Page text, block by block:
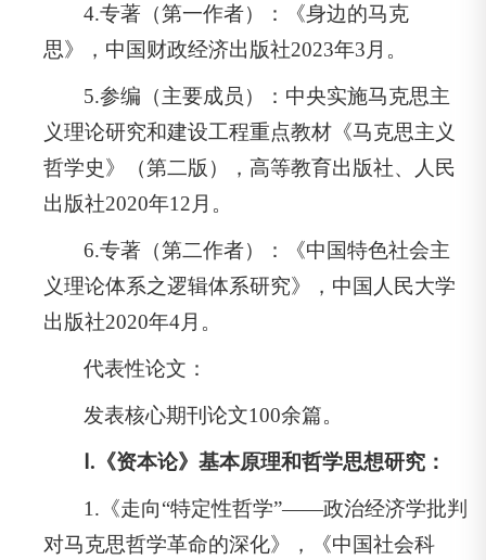
4.专著（第一作者）：《身边的马克
思》，中国财政经济出版社2023年3月。
5.参编（主要成员）：中央实施马克思主
义理论研究和建设工程重点教材《马克思主义
哲学史》（第二版），高等教育出版社、人民
出版社2020年12月。
6.专著（第二作者）：《中国特色社会主
义理论体系之逻辑体系研究》，中国人民大学
出版社2020年4月。
代表性论文：
发表核心期刊论文100余篇。
Ⅰ.《资本论》基本原理和哲学思想研究：
1.《走向“特定性哲学”——政治经济学批判
对马克思哲学革命的深化》，《中国社会科